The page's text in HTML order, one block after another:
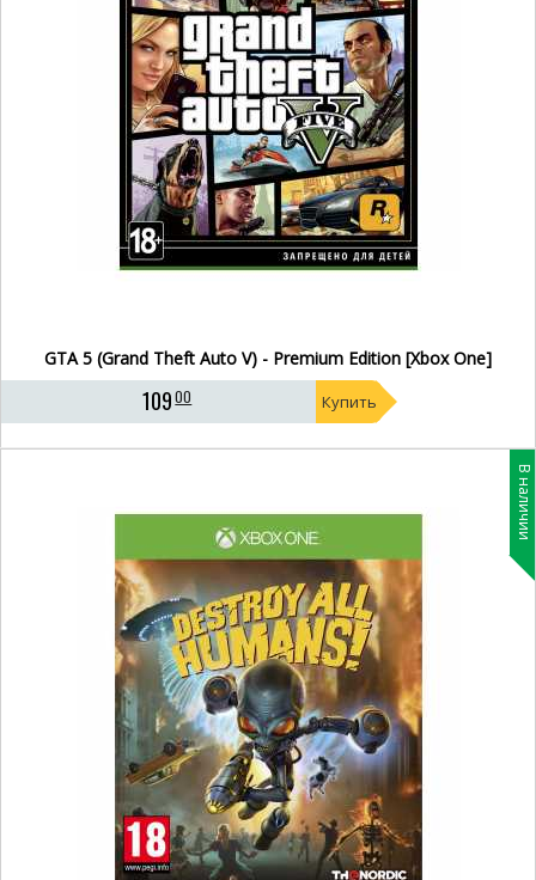
GTA 5 (Grand Theft Auto V) - Premium Edition [Xbox One]
10900 Купить
В наличии